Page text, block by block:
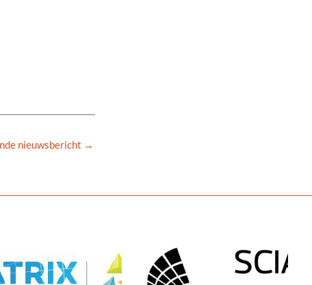
nieuwsbericht →